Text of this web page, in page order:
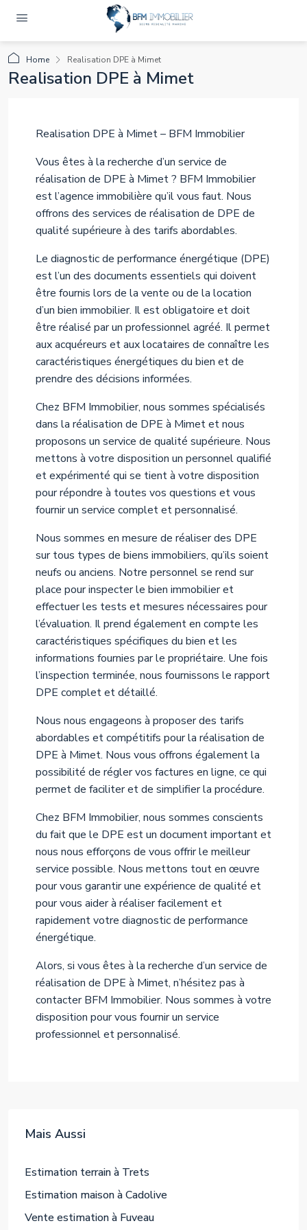
Home Realisation DPE à Mimet
Realisation DPE à Mimet
Realisation DPE à Mimet – BFM Immobilier
Vous êtes à la recherche d’un service de
réalisation de DPE à Mimet ? BFM Immobilier
est l’agence immobilière qu’il vous faut. Nous
offrons des services de réalisation de DPE de
qualité supérieure à des tarifs abordables.
Le diagnostic de performance énergétique (DPE)
est l’un des documents essentiels qui doivent
être fournis lors de la vente ou de la location
d’un bien immobilier. Il est obligatoire et doit
être réalisé par un professionnel agréé. Il permet
aux acquéreurs et aux locataires de connaître les
caractéristiques énergétiques du bien et de
prendre des décisions informées.
Chez BFM Immobilier, nous sommes spécialisés
dans la réalisation de DPE à Mimet et nous
proposons un service de qualité supérieure. Nous
mettons à votre disposition un personnel qualifié
et expérimenté qui se tient à votre disposition
pour répondre à toutes vos questions et vous
fournir un service complet et personnalisé.
Nous sommes en mesure de réaliser des DPE
sur tous types de biens immobiliers, qu’ils soient
neufs ou anciens. Notre personnel se rend sur
place pour inspecter le bien immobilier et
effectuer les tests et mesures nécessaires pour
l’évaluation. Il prend également en compte les
caractéristiques spécifiques du bien et les
informations fournies par le propriétaire. Une fois
l’inspection terminée, nous fournissons le rapport
DPE complet et détaillé.
Nous nous engageons à proposer des tarifs
abordables et compétitifs pour la réalisation de
DPE à Mimet. Nous vous offrons également la
possibilité de régler vos factures en ligne, ce qui
permet de faciliter et de simplifier la procédure.
Chez BFM Immobilier, nous sommes conscients
du fait que le DPE est un document important et
nous nous efforçons de vous offrir le meilleur
service possible. Nous mettons tout en œuvre
pour vous garantir une expérience de qualité et
pour vous aider à réaliser facilement et
rapidement votre diagnostic de performance
énergétique.
Alors, si vous êtes à la recherche d’un service de
réalisation de DPE à Mimet, n’hésitez pas à
contacter BFM Immobilier. Nous sommes à votre
disposition pour vous fournir un service
professionnel et personnalisé.
Mais Aussi
Estimation terrain à Trets
Estimation maison à Cadolive
Vente estimation à Fuveau